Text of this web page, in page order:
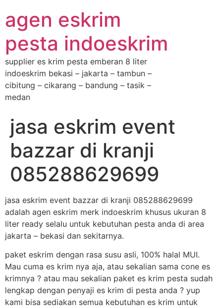
agen eskrim
pesta indoeskrim
supplier es krim pesta emberan 8 liter
indoeskrim bekasi – jakarta – tambun –
cibitung – cikarang – bandung – tasik –
medan
jasa eskrim event
bazzar di kranji
085288629699
jasa eskrim event bazzar di kranji 085288629699
adalah agen eskrim merk indoeskrim khusus ukuran 8
liter ready selalu untuk kebutuhan pesta anda di area
jakarta – bekasi dan sekitarnya.
paket eskrim dengan rasa susu asli, 100% halal MUI.
Mau cuma es krim nya aja, atau sekalian sama cone es
krimnya ? atau mau sekalian paket es krim pesta sudah
lengkap dengan penyaji es krim di pesta anda ? yup
kami bisa sediakan semua kebutuhan es krim untuk